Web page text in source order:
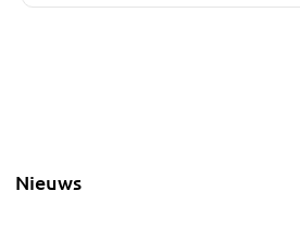
Nieuws